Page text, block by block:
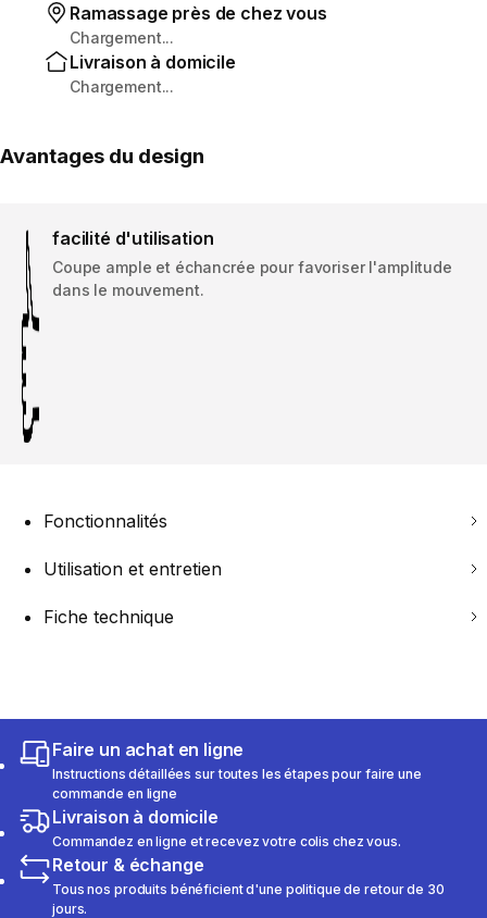
Ramassage près de chez vous
Chargement...
Livraison à domicile
Chargement...
Avantages du design
facilité d'utilisation
Coupe ample et échancrée pour favoriser l'amplitude
dans le mouvement.
Fonctionnalités
Utilisation et entretien
Fiche technique
Faire un achat en ligne
Instructions détaillées sur toutes les étapes pour faire une
commande en ligne
Livraison à domicile
Commandez en ligne et recevez votre colis chez vous.
Retour & échange
Tous nos produits bénéficient d'une politique de retour de 30
jours.